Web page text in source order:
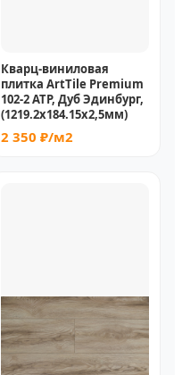
Кварц-виниловая
плитка ArtTile Premium
102-2 ATP, Дуб Эдинбург,
(1219.2х184.15x2,5мм)
2 350 ₽/м2